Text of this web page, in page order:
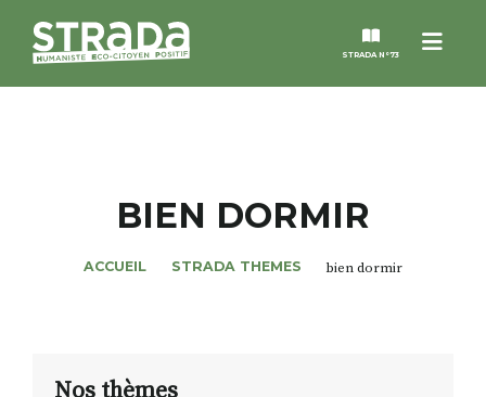
Menu
STRADA N°73
MAGAZINES
NOS THÈMES
ALTER STRADA
BIEN DORMIR
ACCUEIL STRADA THEMES bien dormir
Nos thèmes